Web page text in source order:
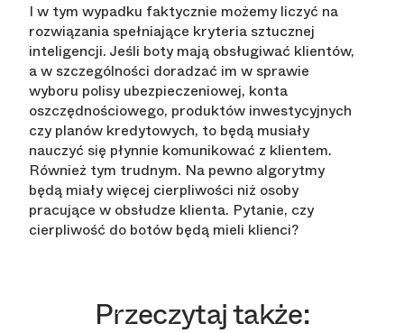
I w tym wypadku faktycznie możemy liczyć na
rozwiązania spełniające kryteria sztucznej
inteligencji. Jeśli boty mają obsługiwać klientów,
a w szczególności doradzać im w sprawie
wyboru polisy ubezpieczeniowej, konta
oszczędnościowego, produktów inwestycyjnych
czy planów kredytowych, to będą musiały
nauczyć się płynnie komunikować z klientem.
Również tym trudnym. Na pewno algorytmy
będą miały więcej cierpliwości niż osoby
pracujące w obsłudze klienta. Pytanie, czy
cierpliwość do botów będą mieli klienci?
Przeczytaj także: